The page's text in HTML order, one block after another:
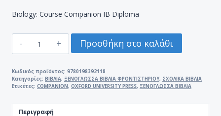
Biology: Course Companion IB Diploma
COMPANION
FOR
IB
Προσθήκη στο καλάθι
Κωδικός προϊόντος: 9780198392118
Κατηγορίες: ΒΙΒΛΙΑ, ΞΕΝΟΓΛΩΣΣΑ ΒΙΒΛΙΑ ΦΡΟΝΤΙΣΤΗΡΙΟΥ, ΣΧΟΛΙΚΑ ΒΙΒΛΙΑ
Ετικέτες: COMPANION, OXFORD UNIVERSITY PRESS, ΞΕΝΟΓΛΩΣΣΑ ΒΙΒΛΙΑ
Περιγραφή